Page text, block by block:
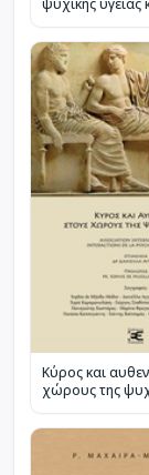
της βρεφικής
ηλικίας
Κύρος και
χώρους της